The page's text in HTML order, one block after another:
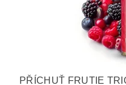
PŘÍCHUŤ FRUTIE